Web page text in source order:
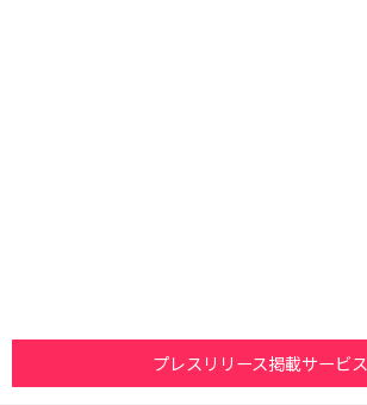
プレスリリース掲載サービス